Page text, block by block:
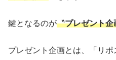
鍵となるのが〝プレゼント企
プレゼント企画とは、「リ